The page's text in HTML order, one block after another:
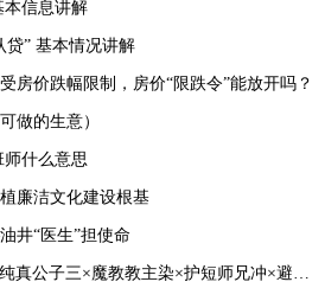
本信息讲解
贷” 基本情况讲解
房价跌幅限制，房价“限跌令”能放开吗？
做的生意）
什么意思
廉洁文化建设根基
井“医生”担使命
×魔教教主染×护短师兄冲×避世温柔影×贪财白莲羡）